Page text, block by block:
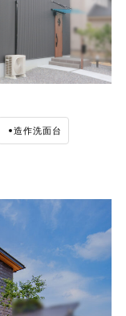
造作洗面台